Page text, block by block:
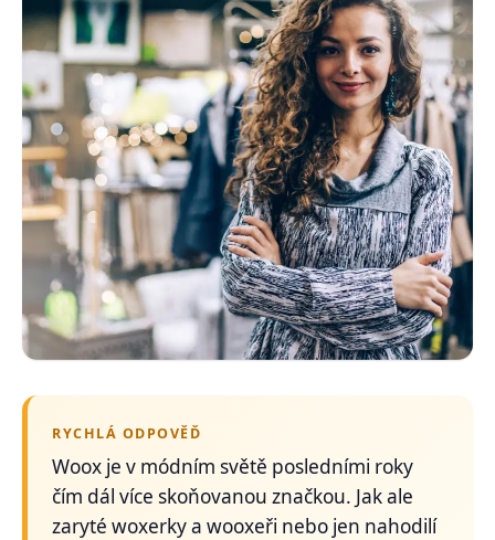
RYCHLÁ ODPOVĚĎ
Woox je v módním světě posledními roky
čím dál více skoňovanou značkou. Jak ale
zaryté woxerky a wooxeři nebo jen nahodilí